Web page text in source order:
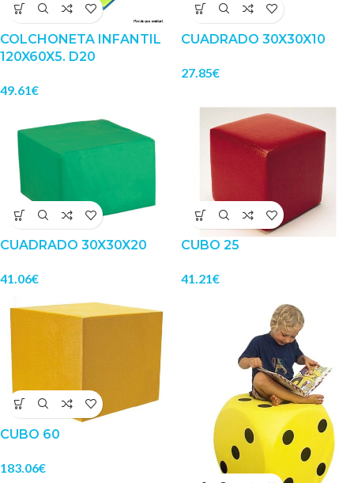
COLCHONETA INFANTIL
120X60X5. D20
49.61€
CUADRADO 30X30X10
27.85€
CUADRADO 30X30X20
41.06€
CUBO 25
41.21€
CUBO 60
183.06€